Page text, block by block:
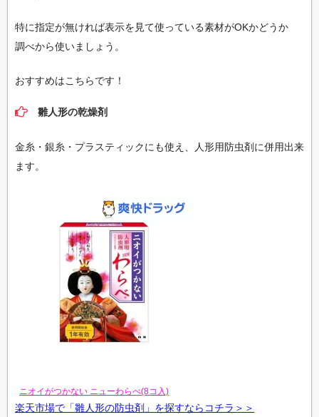
特に指定が無ければ表示を見て使っている素材がOKかどうか
調べから使いましょう。
おすすめはこちらです！
雛人形の乾燥剤
金糸・銀糸・プラスティックにも使え、人形用防虫剤に併用出来
ます。
ニオイがつかない ニューわらべ(8コ入)
楽天市場で「雛人形の防虫剤」を探すならコチラ＞＞